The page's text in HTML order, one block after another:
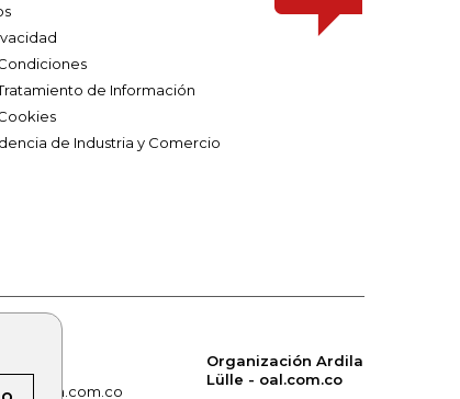
de Información
de Industria y Comercio
alerta.com.co
Organización Ardila
Lülle - oal.com.co